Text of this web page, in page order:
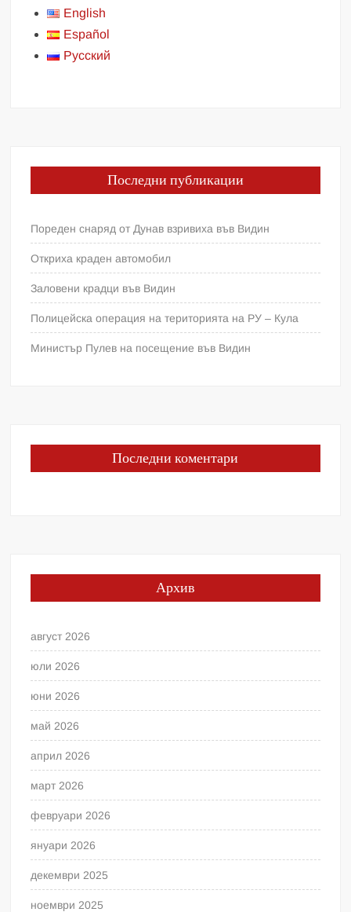
English
Español
Русский
Последни публикации
Пореден снаряд от Дунав взривиха във Видин
Откриха краден автомобил
Заловени крадци във Видин
Полицейска операция на територията на РУ – Кула
Министър Пулев на посещение във Видин
Последни коментари
Архив
август 2026
юли 2026
юни 2026
май 2026
април 2026
март 2026
февруари 2026
януари 2026
декември 2025
ноември 2025